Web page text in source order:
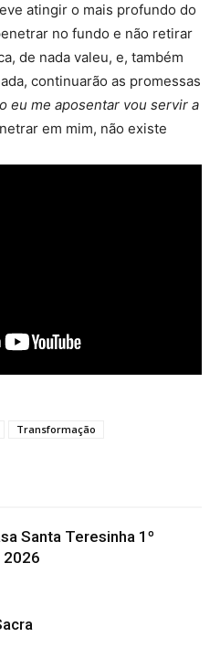
atingir o mais profundo do
no fundo e não retirar
de nada valeu, e, também
continuarão as promessas
eu me aposentar vou servir a
em mim, não existe
Transformação
Santa Teresinha 1º